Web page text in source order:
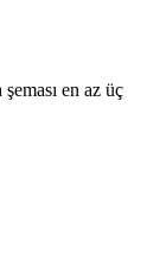
en az üç